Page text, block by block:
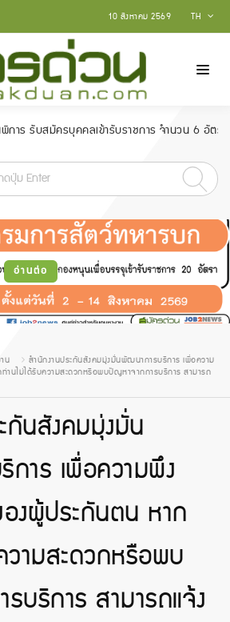
TH
10 สิงหาคม 2569
ครบุคคลเข้ารับราชการ จำนวน 6 อัตรา สมัคร
อ่านต่อ
น
สำนักงานประกันสังคมมุ่งมั่นพัฒนาการบริการ เพื่อความ
นไม่ได้รับความสะดวกหรือพบปัญหาจากการบริการ สามารถ
กันสังคมมุ่งมั่น
าร เพื่อความพึง
งผู้ประกันตน หาก
วามสะดวกหรือพบ
บริการ สามารถแจ้ง